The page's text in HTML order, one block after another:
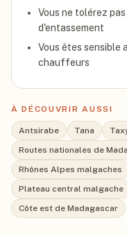
Vous ne tolérez
d'entassement
Vous êtes sensible
chauffeurs
À DÉCOUVRIR AUSSI
Antsirabe Tana
Routes nationales de
Rhônes Alpes malgaches
Plateau central malgache
Côte est de Madagascar